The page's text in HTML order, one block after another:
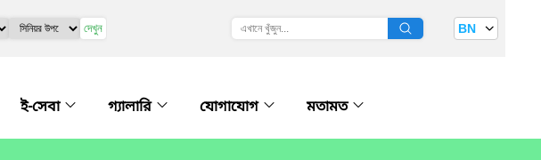
দেখুন BN
ই-সেবা গ্যালারি যোগাযোগ মতামত